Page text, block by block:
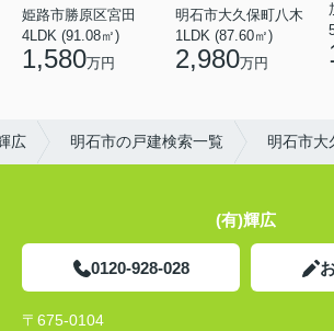
姫路市勝原区宮田
4LDK (91.08㎡)
1,580万円
明石市大久保町八木
1LDK (87.60㎡)
2,980万円
広 明石市の戸建検索一覧 明石市
(有)輝広
0120-928-028
〒675-0104